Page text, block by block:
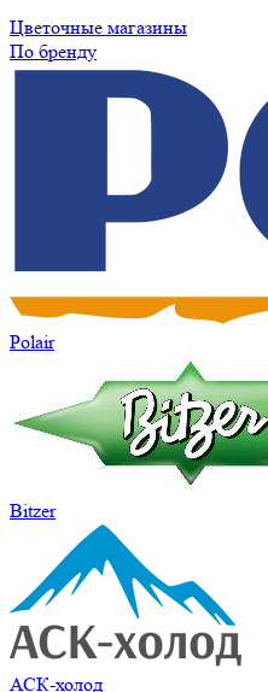
Цветочные магазины
По бренду
Polair
Bitzer
АСК-холод